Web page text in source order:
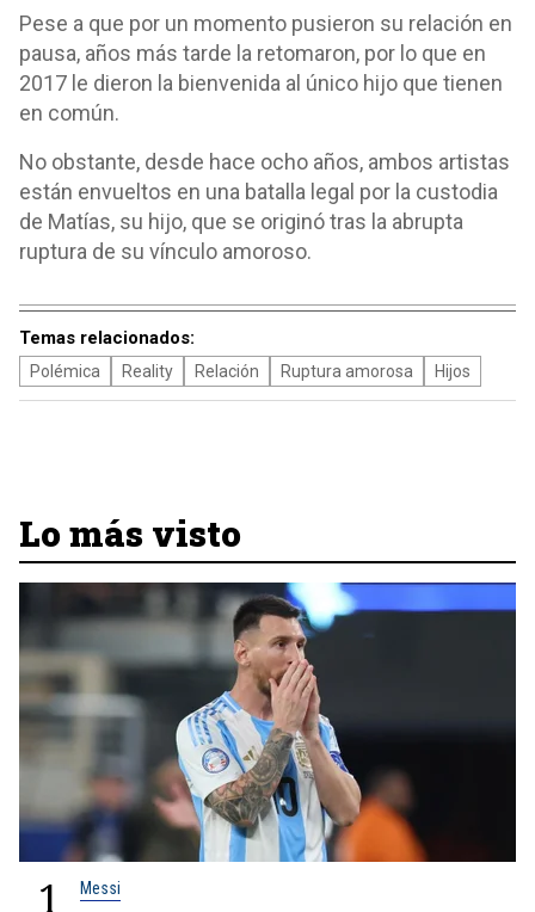
Pese a que por un momento pusieron su relación en
pausa, años más tarde la retomaron, por lo que en
2017 le dieron la bienvenida al único hijo que tienen
en común.
No obstante, desde hace ocho años, ambos artistas
están envueltos en una batalla legal por la custodia
de Matías, su hijo, que se originó tras la abrupta
ruptura de su vínculo amoroso.
Temas relacionados:
Polémica Reality Relación Ruptura amorosa Hijos
Lo más visto
1 Messi